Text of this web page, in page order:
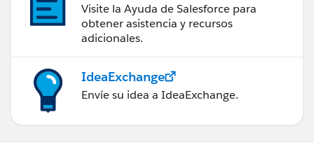
Visite la Ayuda de Salesforce para
obtener asistencia y recursos
adicionales.
IdeaExchange
Envíe su idea a IdeaExchange.